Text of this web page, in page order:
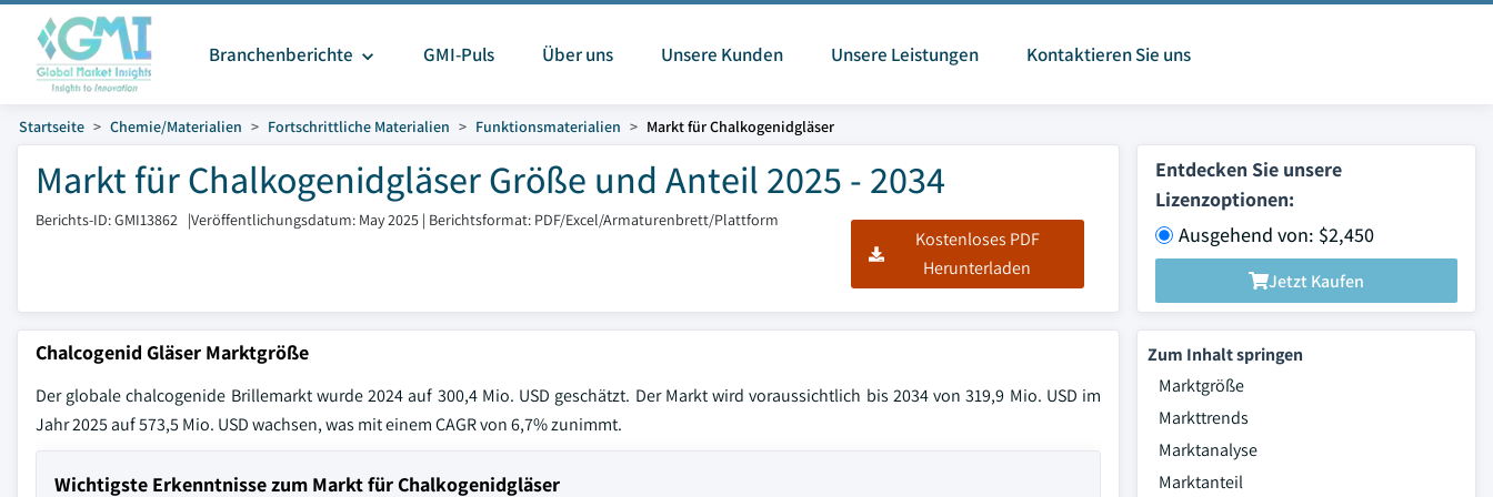
Branchenberichte GMI-Puls Über uns Unsere Kunden Unsere Leistungen Kontaktieren Sie uns
Startseite Chemie/Materialien Fortschrittliche Materialien Funktionsmaterialien Markt für Chalkogenidgläser
Markt für Chalkogenidgläser Größe und Anteil 2025 - 2034
Berichts-ID: GMI13862 |Veröffentlichungsdatum: May 2025 | Berichtsformat: PDF/Excel/Armaturenbrett/Plattform
Kostenloses PDF
Herunterladen
Entdecken Sie unsere
Lizenzoptionen:
Ausgehend von: $2,450
Jetzt Kaufen
Chalcogenid Gläser Marktgröße
Der globale chalcogenide Brillemarkt wurde 2024 auf 300,4 Mio. USD geschätzt. Der Markt wird voraussichtlich bis 2034 von 319,9 Mio. USD im
Jahr 2025 auf 573,5 Mio. USD wachsen, was mit einem CAGR von 6,7% zunimmt.
Wichtigste Erkenntnisse zum Markt für Chalkogenidgläser
Zum Inhalt springen
Marktgröße
Markttrends
Marktanalyse
Marktanteil